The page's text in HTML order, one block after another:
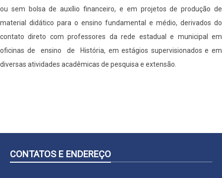
ou sem bolsa de auxílio financeiro, e em projetos de produção de
material didático para o ensino fundamental e médio, derivados do
contato direto com professores da rede estadual e municipal em
oficinas de ensino de História, em estágios supervisionados e em
diversas atividades acadêmicas de pesquisa e extensão.
CONTATOS E ENDEREÇO